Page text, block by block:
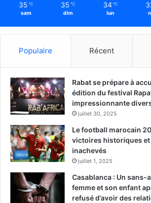
35 ℃
sam
35 ℃
dim
34 ℃
lun
Populaire Récent
Rabat se prépare à
édition du festival
impressionnante
juillet 30, 2025
Le football marocain
victoires historiques
inachevés
juillet 1, 2025
Casablanca : Un sans-
femme et son enfant
refusé d’avoir des